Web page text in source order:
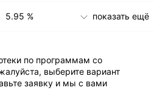
5.95 % показать ещё
по программам со
выберите вариант
заявку и мы с вами